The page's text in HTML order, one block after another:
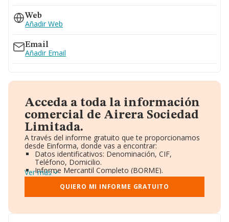
Web
Añadir Web
Email
Añadir Email
Acceda a toda la información
comercial de Airera Sociedad
Limitada.
A través del informe gratuito que te proporcionamos
desde Einforma, donde vas a encontrar:
Datos identificativos: Denominación, CIF,
Teléfono, Domicilio.
Informe Mercantil Completo (BORME).
Gráficos de Evolución Ventas y Empleados.
Consejo de Administración y Administradores.
Directivos y Ejecutivos.
Ver más
QUIERO MI INFORME GRATUITO